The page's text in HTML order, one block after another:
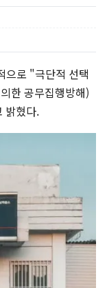
으로 "극단적 선택
한 공무집행방해)
밝혔다.